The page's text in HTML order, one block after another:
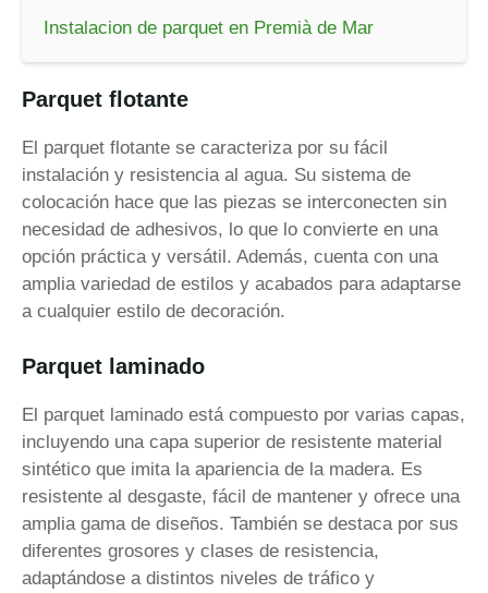
Instalacion de parquet en Premià de Mar
Parquet flotante
El parquet flotante se caracteriza por su fácil
instalación y resistencia al agua. Su sistema de
colocación hace que las piezas se interconecten sin
necesidad de adhesivos, lo que lo convierte en una
opción práctica y versátil. Además, cuenta con una
amplia variedad de estilos y acabados para adaptarse
a cualquier estilo de decoración.
Parquet laminado
El parquet laminado está compuesto por varias capas,
incluyendo una capa superior de resistente material
sintético que imita la apariencia de la madera. Es
resistente al desgaste, fácil de mantener y ofrece una
amplia gama de diseños. También se destaca por sus
diferentes grosores y clases de resistencia,
adaptándose a distintos niveles de tráfico y